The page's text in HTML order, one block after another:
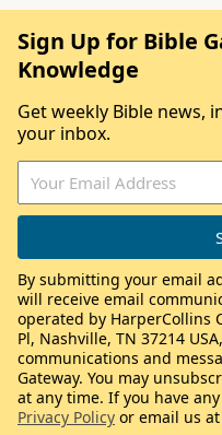
Sign Up for Bible
Knowledge
Get weekly Bible news,
your inbox.
By submitting your email
will receive email
operated by HarperCollins
Pl, Nashville, TN 37214
communications and
Gateway. You may
at any time. If you have
Privacy Policy or email us at